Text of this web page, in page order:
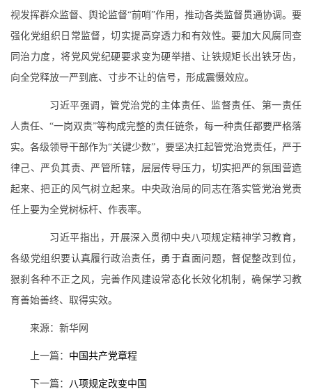
视发挥群众监督、舆论监督“前哨”作用，推动各类监督贯通协调。要
强化党组织日常监督，切实提高穿透力和有效性。要加大风腐同查
同治力度，将党风党纪硬要求变为硬举措、让铁规矩长出铁牙齿，
向全党释放一严到底、寸步不让的信号，形成震慑效应。
习近平强调，管党治党的主体责任、监督责任、第一责任
人责任、“一岗双责”等构成完整的责任链条，每一种责任都要严格落
实。各级领导干部作为“关键少数”，要坚决扛起管党治党责任，严于
律己、严负其责、严管所辖，层层传导压力，切实把严的氛围营造
起来、把正的风气树立起来。中央政治局的同志在落实管党治党责
任上要为全党树标杆、作表率。
习近平指出，开展深入贯彻中央八项规定精神学习教育，
各级党组织要认真履行政治责任，勇于直面问题，督促整改到位，
狠刹各种不正之风，完善作风建设常态化长效化机制，确保学习教
育善始善终、取得实效。
来源：新华网
上一篇： 中国共产党章程
下一篇： 八项规定改变中国